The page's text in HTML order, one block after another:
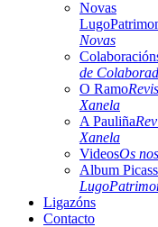
Novas
Novas
de
O Ramo
Xanela
A Pauliña
Xanela
VideosOs
Album
Ligazóns
Contacto